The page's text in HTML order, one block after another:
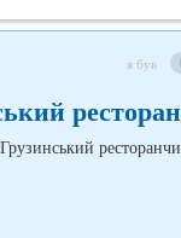
я був